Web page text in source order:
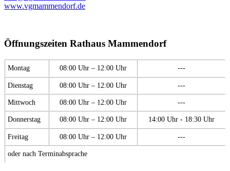
www.vgmammendorf.de
Öffnungszeiten Rathaus Mammendorf
Montag 08:00 Uhr – 12:00 Uhr ---
Dienstag 08:00 Uhr – 12:00 Uhr ---
Mittwoch 08:00 Uhr – 12:00 Uhr ---
Donnerstag 08:00 Uhr – 12:00 Uhr 14:00 Uhr - 18:30 Uhr
Freitag 08:00 Uhr – 12:00 Uhr ---
oder nach Terminabsprache